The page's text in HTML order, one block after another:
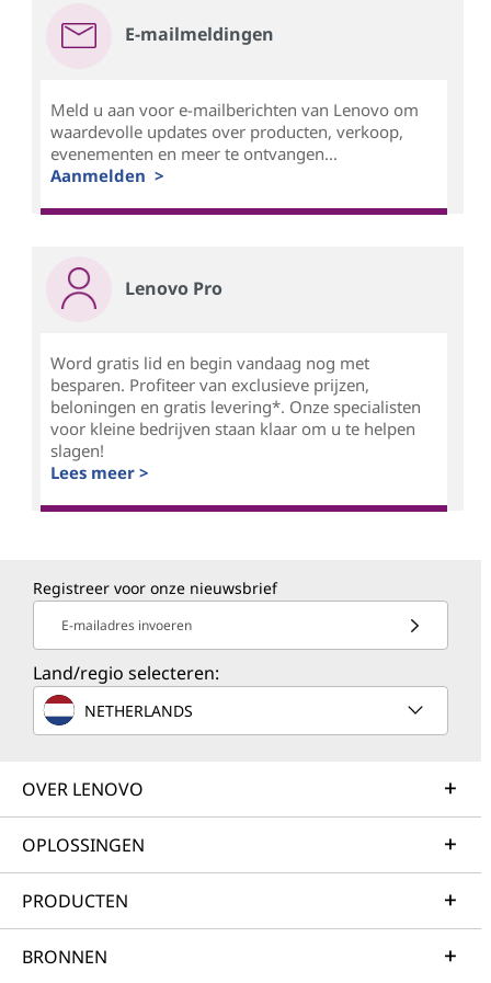
E-mailmeldingen
Meld u aan voor e-mailberichten van Lenovo om
waardevolle updates over producten, verkoop,
evenementen en meer te ontvangen...
Aanmelden >
Lenovo Pro
Word gratis lid en begin vandaag nog met
besparen. Profiteer van exclusieve prijzen,
beloningen en gratis levering*. Onze specialisten
voor kleine bedrijven staan klaar om u te helpen
slagen!
Lees meer >
Registreer voor onze nieuwsbrief
E-mailadres invoeren
Land/regio selecteren:
NETHERLANDS
OVER LENOVO
OPLOSSINGEN
PRODUCTEN
BRONNEN